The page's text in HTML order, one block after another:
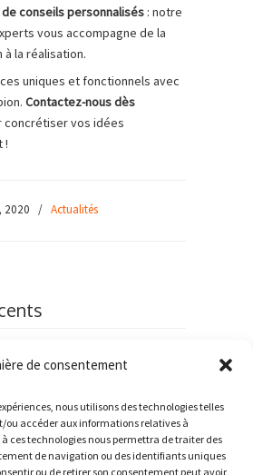
de consentement
nous utilisons des technologies telles
ou accéder aux informations relatives à
ces technologies nous permettra de traiter des
de navigation ou des identifiants uniques
ou de retirer son consentement peut avoir
conseils personnalisés : notre
vous accompagne de la
la réalisation.
uniques et fonctionnels avec
Contactez-nous dès
concrétiser vos idées
!
2020 / Actualités
des projets gabion sur-
la pose de gabions